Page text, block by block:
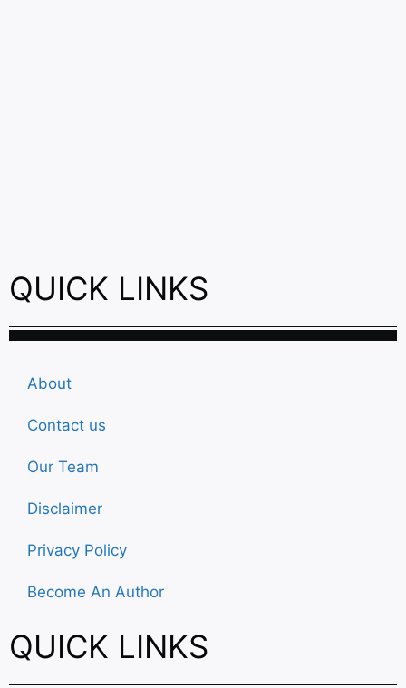
QUICK LINKS
About
Contact us
Our Team
Disclaimer
Privacy Policy
Become An Author
QUICK LINKS